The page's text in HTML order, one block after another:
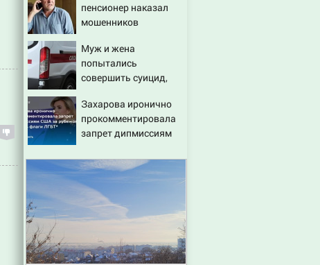
хлопок
пенсионер наказал
мошенников
способом
Муж и жена
попытались
совершить суицид,
оперативные службы
Захарова иронично
прокомментировала
запрет дипмиссиям
вешать флаги ЛГБТ*